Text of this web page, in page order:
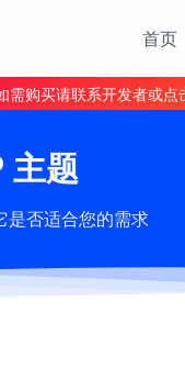
首页
购买请联系开发者或点
主题
是否适合您的需求